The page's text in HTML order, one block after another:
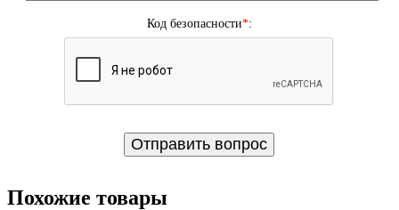
Код безопасности*:
Похожие товары